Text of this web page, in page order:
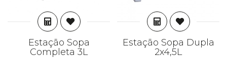
ADICIONAR
Estação Sopa
Completa 3L
ADICIONAR
Estação Sopa Dupla
2x4,5L